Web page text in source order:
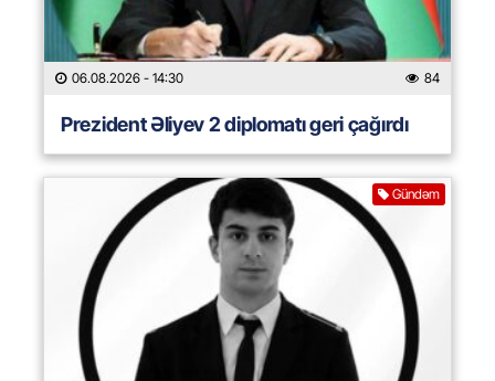
06.08.2026 - 14:30 84
Prezident Əliyev 2 diplomatı geri çağırdı
Gündəm